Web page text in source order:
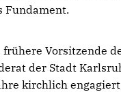
Fundament.
Vorsitzende
der Stadt
kirchlich